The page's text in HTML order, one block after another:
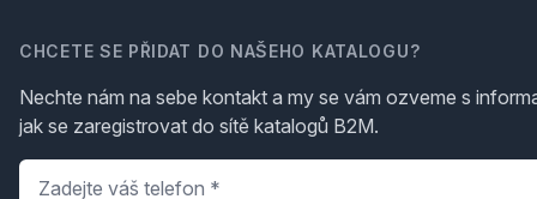
CHCETE SE PŘIDAT DO NAŠEHO KATALOGU?
Nechte nám na sebe kontakt a my se vám ozveme s
jak se zaregistrovat do sítě katalogů B2M.
Telefon